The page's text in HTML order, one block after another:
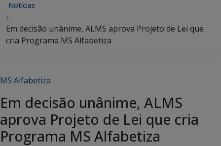
Notícias
Em decisão unânime, ALMS aprova Projeto de Lei que
cria Programa MS Alfabetiza
MS Alfabetiza
Em decisão unânime, ALMS
aprova Projeto de Lei que cria
Programa MS Alfabetiza